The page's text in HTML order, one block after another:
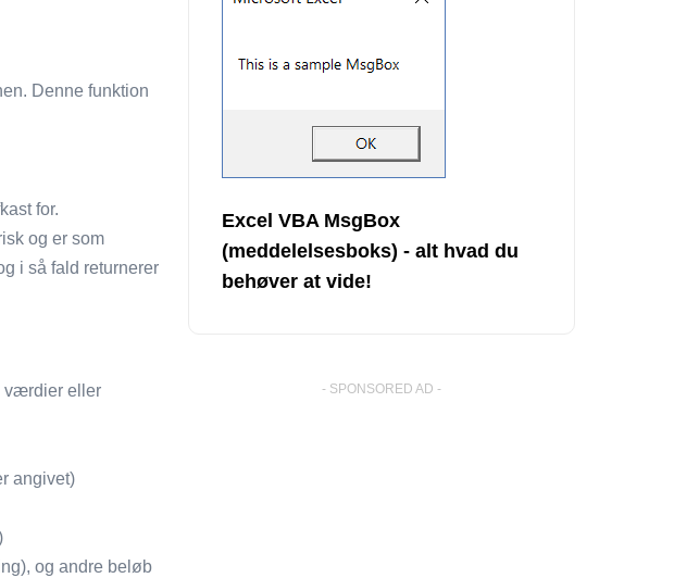
Denne funktion
for.
og er som
i så fald returnerer
værdier eller
angivet)
og andre beløb
Excel VBA MsgBox
(meddelelsesboks) - alt hvad du
behøver at vide!
- SPONSORED AD -